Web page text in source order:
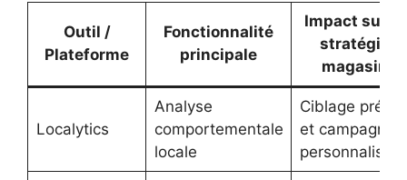
Outil /
Plateforme
Fonctionnalité
principale
Impact sur la
stratégie
magasin
Localytics
Analyse
comportementale
locale
Ciblage précis
et campagnes